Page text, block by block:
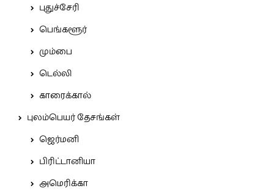
புதுச்சேரி
பெங்களூர்
மும்பை
டெல்லி
காரைக்கால்
புலம்பெயர் தேசங்கள்
ஜெர்மனி
பிரிட்டானியா
அமெரிக்கா